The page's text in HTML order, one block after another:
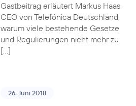
Gastbeitrag erläutert Markus Haas,
CEO von Telefónica Deutschland,
warum viele bestehende Gesetze
und Regulierungen nicht mehr zu
[…]
26. Juni 2018